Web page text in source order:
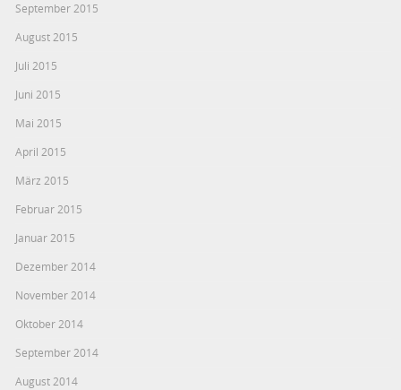
September 2015
August 2015
Juli 2015
Juni 2015
Mai 2015
April 2015
März 2015
Februar 2015
Januar 2015
Dezember 2014
November 2014
Oktober 2014
September 2014
August 2014